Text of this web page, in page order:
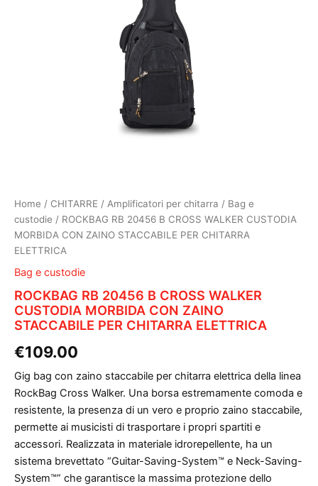
Home / CHITARRE / Amplificatori per chitarra / Bag e
custodie / ROCKBAG RB 20456 B CROSS WALKER CUSTODIA
MORBIDA CON ZAINO STACCABILE PER CHITARRA
ELETTRICA
Bag e custodie
ROCKBAG RB 20456 B CROSS WALKER
CUSTODIA MORBIDA CON ZAINO
STACCABILE PER CHITARRA ELETTRICA
€109.00
Gig bag con zaino staccabile per chitarra elettrica della linea
RockBag Cross Walker. Una borsa estremamente comoda e
resistente, la presenza di un vero e proprio zaino staccabile,
permette ai musicisti di trasportare i propri spartiti e
accessori. Realizzata in materiale idrorepellente, ha un
sistema brevettato “Guitar-Saving-System™ e Neck-Saving-
System™” che garantisce la massima protezione dello